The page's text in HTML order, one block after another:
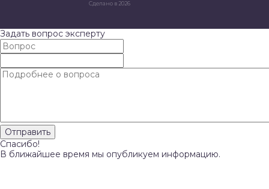
Сделано в 2026
Задать вопрос эксперту
Спасибо!
В ближайшее время мы опубликуем информацию.